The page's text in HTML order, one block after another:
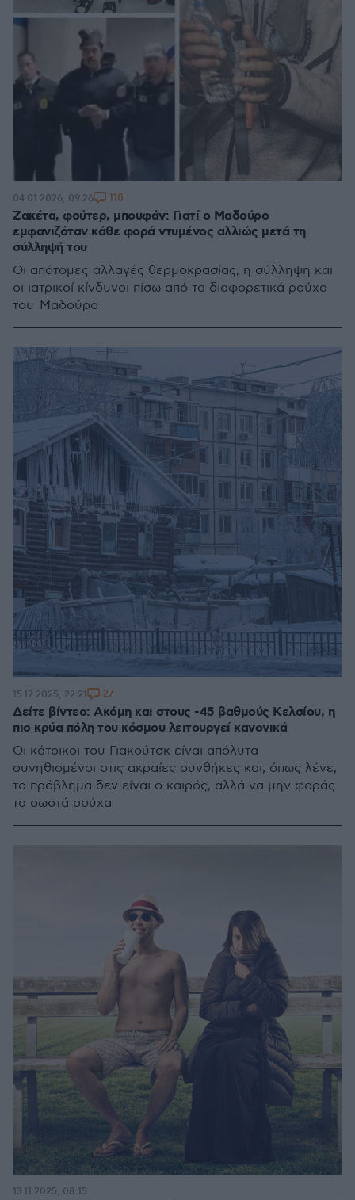
Ζακέτα, φούτερ, μπουφάν: Γιατί ο Μαδούρο
εμφανιζόταν κάθε φορά ντυμένος αλλιώς μετά τη
σύλληψή του
Οι απότομες αλλαγές θερμοκρασίας, η σύλληψη και
οι ιατρικοί κίνδυνοι πίσω από τα διαφορετικά ρούχα
του Μαδούρο
04.01.2026, 09:26 118
Δείτε βίντεο: Ακόμη και στους -45 βαθμούς Κελσίου, η
πιο κρύα πόλη του κόσμου λειτουργεί κανονικά
Οι κάτοικοι του Γιακούτσκ είναι απόλυτα
συνηθισμένοι στις ακραίες συνθήκες και, όπως λένε,
το πρόβλημα δεν είναι ο καιρός, αλλά να μην φοράς
τα σωστά ρούχα
15.12.2025, 22:21 27
13.11.2025, 08:15